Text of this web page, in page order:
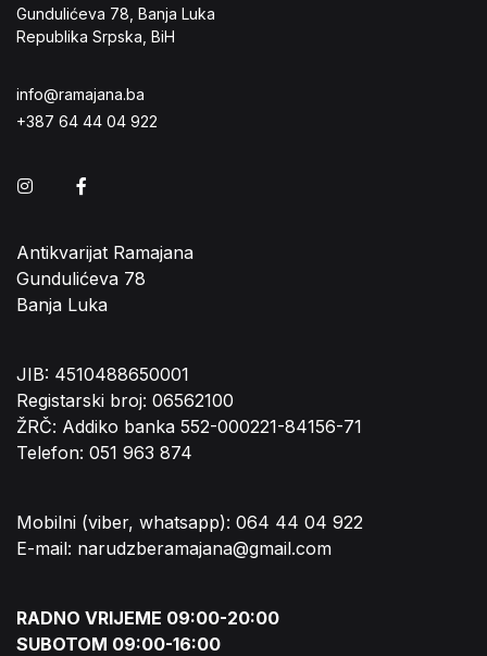
Gundulićeva 78, Banja Luka
Republika Srpska, BiH
info@ramajana.ba
+387 64 44 04 922
Instagram
Antikvarijat Ramajana
Gundulićeva 78
Banja Luka
JIB: 4510488650001
Registarski broj: 06562100
ŽRČ: Addiko banka 552-000221-84156-71
Telefon: 051 963 874
Mobilni (viber, whatsapp): 064 44 04 922
E-mail: narudzberamajana@gmail.com
RADNO VRIJEME 09:00-20:00
SUBOTOM 09:00-16:00